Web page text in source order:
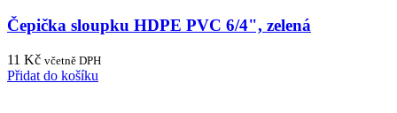
Čepička sloupku HDPE PVC 6/4", zelená
11 Kč včetně DPH
Přidat do košíku